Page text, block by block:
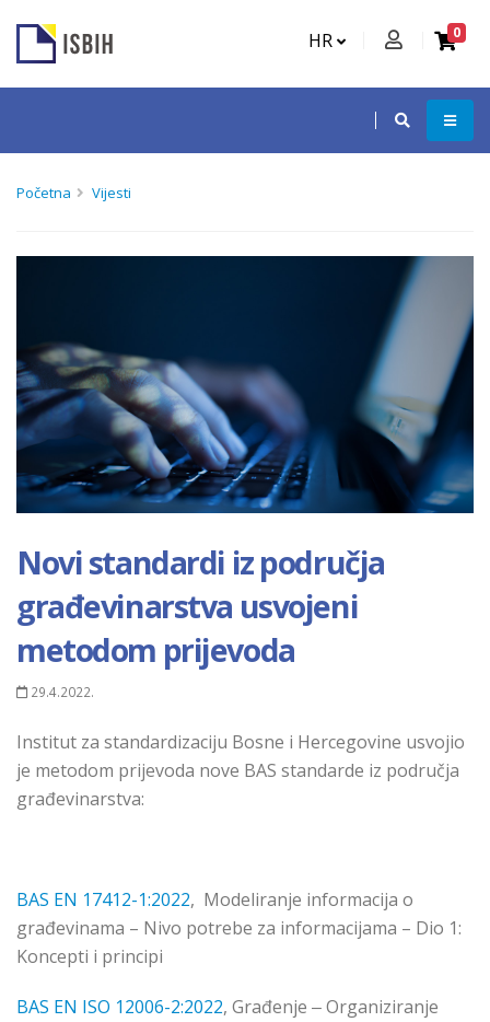
HR 0
Početna Vijesti
Novi standardi iz područja
građevinarstva usvojeni
metodom prijevoda
29.4.2022.
Institut za standardizaciju Bosne i Hercegovine usvojio
je metodom prijevoda nove BAS standarde iz područja
građevinarstva:
BAS EN 17412-1:2022, Modeliranje informacija o
građevinama – Nivo potrebe za informacijama – Dio 1:
Koncepti i principi
BAS EN ISO 12006-2:2022, Građenje ‒ Organiziranje